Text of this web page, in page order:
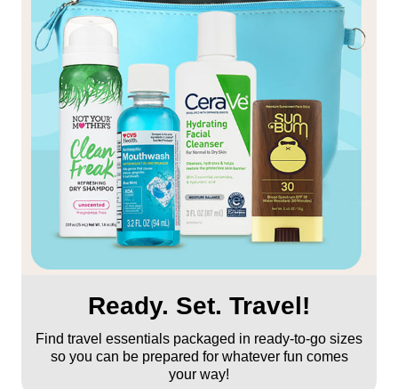
Ready. Set. Travel!
Find travel essentials packaged in ready-to-go sizes
so you can be prepared for whatever fun comes
your way!